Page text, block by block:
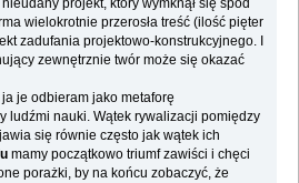
nieudany projekt, który wymknął się spod
wielokrotnie przerosła treść (ilość pięter
zadufania projektowo-konstrukcyjnego. I
zewnętrznie twór może się okazać
ja je odbieram jako metaforę
ludźmi nauki. Wątek rywalizacji pomiędzy
się równie często jak wątek ich
mamy początkowo triumf zawiści i chęci
porażki, by na końcu zobaczyć, że